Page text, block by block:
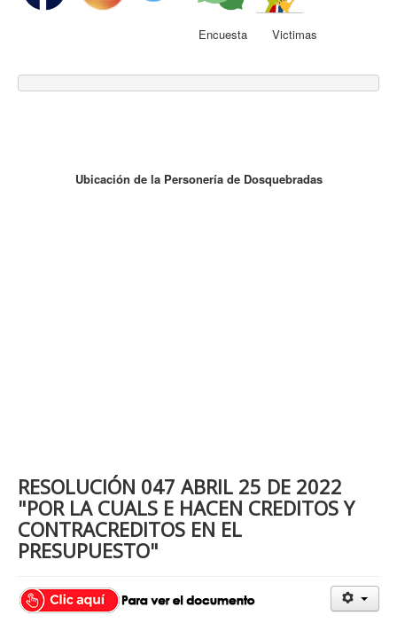
Encuesta Victimas
Ubicación de la Personería de Dosquebradas
RESOLUCIÓN 047 ABRIL 25 DE 2022
"POR LA CUALS E HACEN CREDITOS Y
CONTRACREDITOS EN EL
PRESUPUESTO"